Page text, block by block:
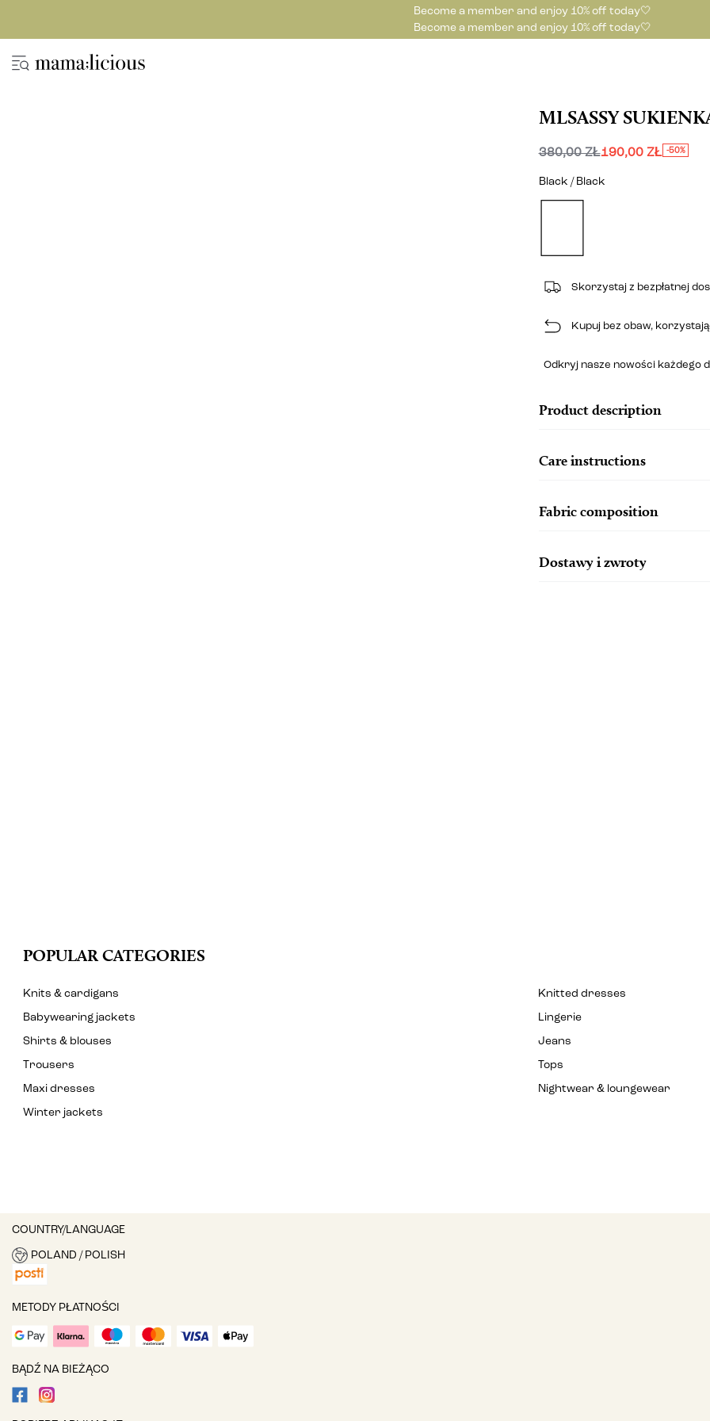
Become a member and enjoy 10% off today🤍
Become a member and enjoy 10% off today🤍
MLSASSY
380,00 ZŁ190,00 ZŁ -50%
Black / Black
Skorzystaj z bezpłatnej
Kupuj bez obaw,
Odkryj nasze nowości każdego
Product description
Care instructions
Fabric composition
Dostawy i zwroty
POPULAR CATEGORIES
Knits & cardigans
Knitted dresses
Babywearing jackets
Lingerie
Shirts & blouses
Jeans
Trousers
Tops
Maxi dresses
Nightwear & loungewear
Winter jackets
COUNTRY/LANGUAGE
POLAND / POLISH
METODY PŁATNOŚCI
BĄDŹ NA BIEŻĄCO